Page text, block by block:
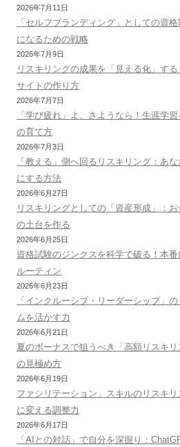
2026年7月11日
「セルフブランディング」としての資
になるための戦略
2026年7月9日
リスキリングの成果を「見える化」す
サイトの作り方
2026年7月7日
「学び疲れ」よ、さようなら！生涯学
の育て方
2026年7月3日
「教える」側へ回るリスキリング：あ
にする方法
2026年6月27日
リスキリングとしての「資産形成」：
の土台を作る
2026年6月25日
資格試験のジンクスを科学で破る！本
ルーティン
2026年6月23日
「インクルーシブ・リーダーシップ」
ムを活かす力
2026年6月21日
夏のボーナスで狙うべき「高額リスキ
の見極め方
2026年6月19日
ファシリテーション」スキルのリスキ
に変える調整力
2026年6月17日
「AIとの対話」で自分を深掘り：